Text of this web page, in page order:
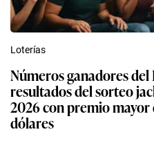
Loterías
Números ganadores
resultados del sorteo
2026 con premio mayor
dólares